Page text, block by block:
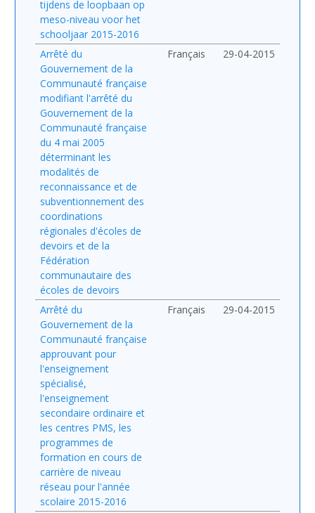
tijdens de loopbaan op
meso-niveau voor het
schooljaar 2015-2016
Arrêté du
Gouvernement de la
Communauté française
modifiant l'arrêté du
Gouvernement de la
Communauté française
du 4 mai 2005
déterminant les
modalités de
reconnaissance et de
subventionnement des
coordinations
régionales d'écoles de
devoirs et de la
Fédération
communautaire des
écoles de devoirs
Français 29-04-2015
Arrêté du
Gouvernement de la
Communauté française
approuvant pour
l'enseignement
spécialisé,
l'enseignement
secondaire ordinaire et
les centres PMS, les
programmes de
formation en cours de
carrière de niveau
réseau pour l'année
scolaire 2015-2016
Français 29-04-2015